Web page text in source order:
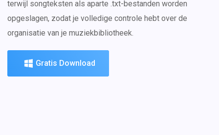
terwijl songteksten als aparte .txt-bestanden worden
opgeslagen, zodat je volledige controle hebt over de
organisatie van je muziekbibliotheek.
Gratis Download